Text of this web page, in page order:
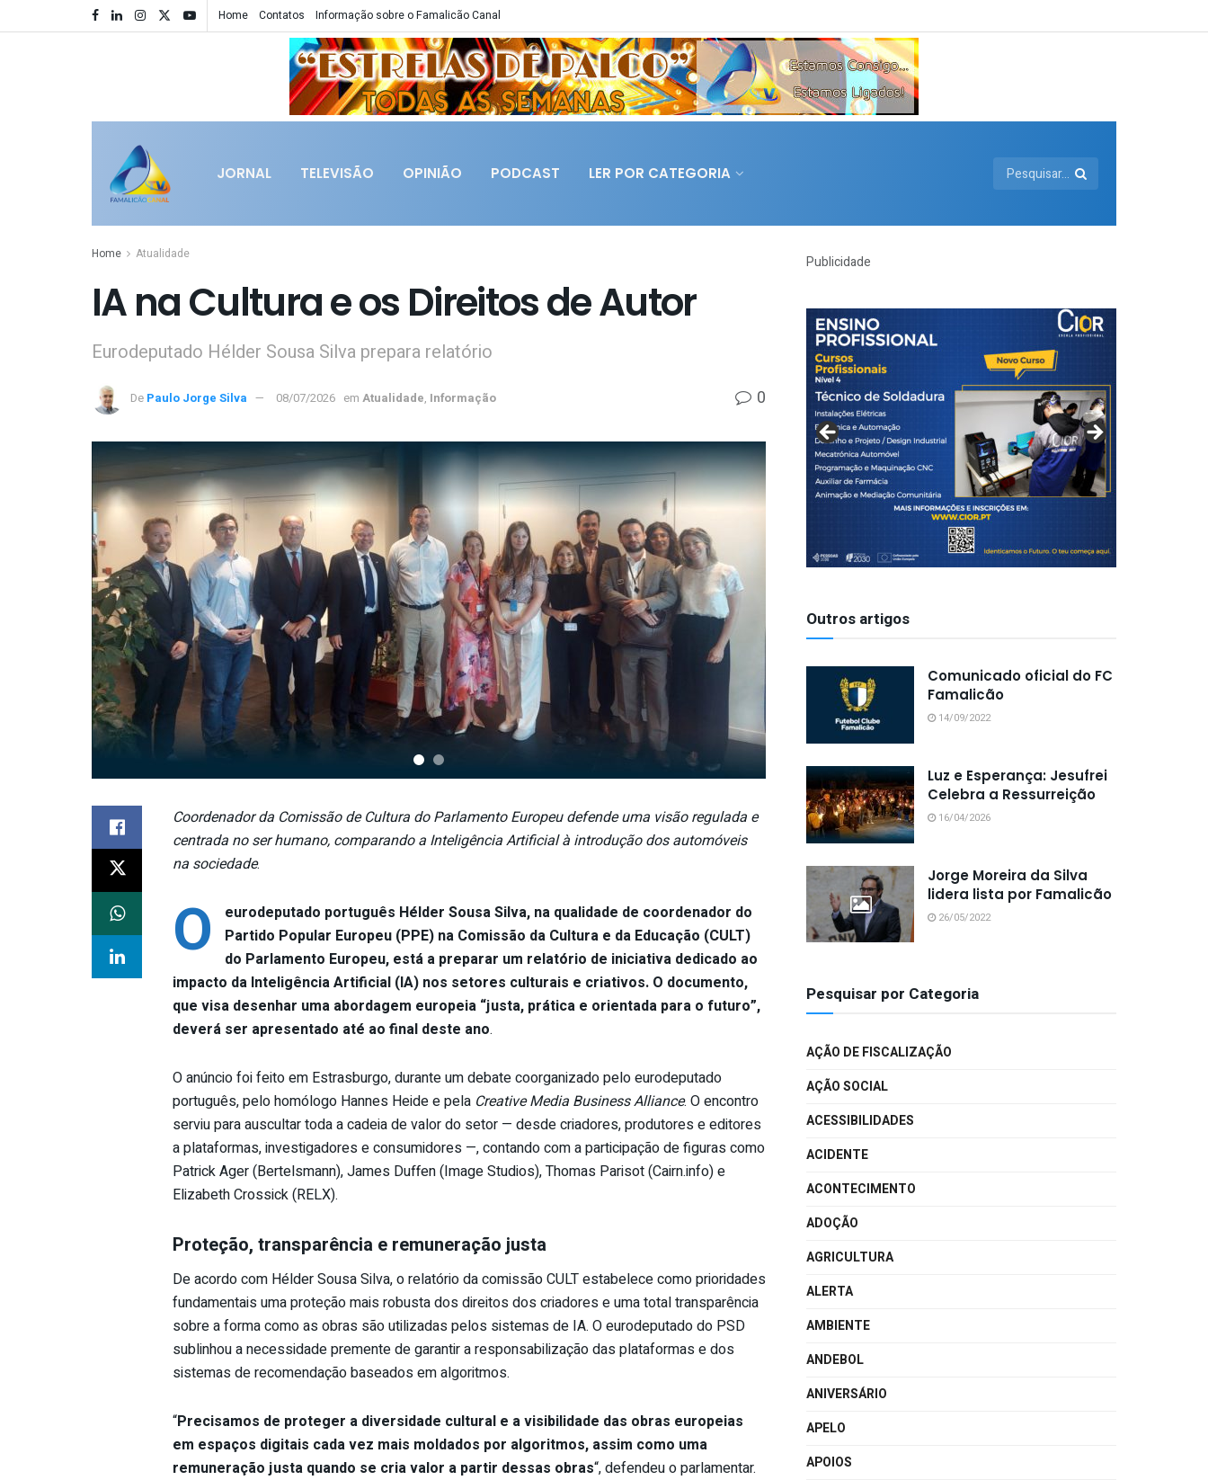
Home Contatos Informação sobre o Famalicão Canal
JORNAL TELEVISÃO OPINIÃO PODCAST LER POR CATEGORIA
Home Atualidade
IA na Cultura e os Direitos de Autor
Eurodeputado Hélder Sousa Silva prepara relatório
De Paulo Jorge Silva 08/07/2026 em Atualidade, Informação 0
Coordenador da Comissão de Cultura do Parlamento Europeu defende uma visão regulada e
centrada no ser humano, comparando a Inteligência Artificial à introdução dos automóveis
na sociedade.
O
eurodeputado português Hélder Sousa Silva, na qualidade de coordenador do
Partido Popular Europeu (PPE) na Comissão da Cultura e da Educação (CULT)
do Parlamento Europeu, está a preparar um relatório de iniciativa dedicado ao
impacto da Inteligência Artificial (IA) nos setores culturais e criativos. O documento,
que visa desenhar uma abordagem europeia “justa, prática e orientada para o futuro”,
deverá ser apresentado até ao final deste ano.
O anúncio foi feito em Estrasburgo, durante um debate coorganizado pelo eurodeputado
português, pelo homólogo Hannes Heide e pela Creative Media Business Alliance. O encontro
serviu para auscultar toda a cadeia de valor do setor — desde criadores, produtores e editores
a plataformas, investigadores e consumidores —, contando com a participação de figuras como
Patrick Ager (Bertelsmann), James Duffen (Image Studios), Thomas Parisot (Cairn.info) e
Elizabeth Crossick (RELX).
Proteção, transparência e remuneração justa
De acordo com Hélder Sousa Silva, o relatório da comissão CULT estabelece como prioridades
fundamentais uma proteção mais robusta dos direitos dos criadores e uma total transparência
sobre a forma como as obras são utilizadas pelos sistemas de IA. O eurodeputado do PSD
sublinhou a necessidade premente de garantir a responsabilização das plataformas e dos
sistemas de recomendação baseados em algoritmos.
“Precisamos de proteger a diversidade cultural e a visibilidade das obras europeias
em espaços digitais cada vez mais moldados por algoritmos, assim como uma
remuneração justa quando se cria valor a partir dessas obras“, defendeu o parlamentar.
Publicidade
Outros artigos
Comunicado oficial do FC
Famalicão
14/09/2022
Luz e Esperança: Jesufrei
Celebra a Ressurreição
16/04/2026
Jorge Moreira da Silva
lidera lista por Famalicão
26/05/2022
Pesquisar por Categoria
AÇÃO DE FISCALIZAÇÃO
AÇÃO SOCIAL
ACESSIBILIDADES
ACIDENTE
ACONTECIMENTO
ADOÇÃO
AGRICULTURA
ALERTA
AMBIENTE
ANDEBOL
ANIVERSÁRIO
APELO
APOIOS